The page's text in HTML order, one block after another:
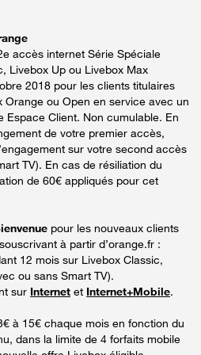
accès internet Série Spéciale
Livebox Up ou Livebox Max
2018 pour les clients titulaires
Orange ou Open en service avec un
Espace Client. Non cumulable. En
de votre premier accès,
sur votre second accès
TV). En cas de résiliation du
de 60€ appliqués pour cet
pour les nouveaux clients
à partir d’orange.fr :
12 mois sur Livebox Classic,
ou sans Smart TV).
sur Internet et Internet+Mobile.
à 15€ chaque mois en fonction du
dans la limite de 4 forfaits mobile